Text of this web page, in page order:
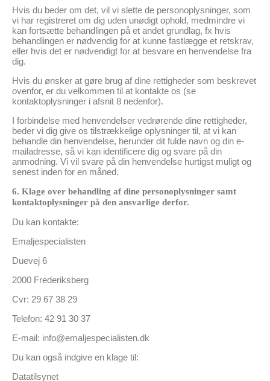
Hvis du beder om det, vil vi slette de personoplysninger, som
vi har registreret om dig uden unødigt ophold, medmindre vi
kan fortsætte behandlingen på et andet grundlag, fx hvis
behandlingen er nødvendig for at kunne fastlægge et retskrav,
eller hvis det er nødvendigt for at besvare en henvendelse fra
dig.
Hvis du ønsker at gøre brug af dine rettigheder som beskrevet
ovenfor, er du velkommen til at kontakte os (se
kontaktoplysninger i afsnit 8 nedenfor).
I forbindelse med henvendelser vedrørende dine rettigheder,
beder vi dig give os tilstrækkelige oplysninger til, at vi kan
behandle din henvendelse, herunder dit fulde navn og din e-
mailadresse, så vi kan identificere dig og svare på din
anmodning. Vi vil svare på din henvendelse hurtigst muligt og
senest inden for en måned.
6. Klage over behandling af dine personoplysninger samt
kontaktoplysninger på den ansvarlige derfor.
Du kan kontakte:
Emaljespecialisten
Duevej 6
2000 Frederiksberg
Cvr: 29 67 38 29
Telefon: 42 91 30 37
E-mail: info@emaljespecialisten.dk
Du kan også indgive en klage til:
Datatilsynet